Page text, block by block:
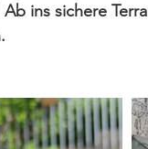
ins sichere